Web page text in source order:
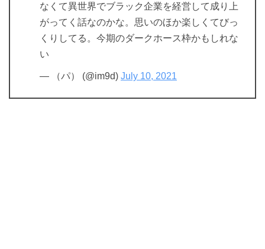
なくて異世界でブラック企業を経営して成り上
がってく話なのかな。思いのほか楽しくてびっ
くりしてる。今期のダークホース枠かもしれな
い
— （パ） (@im9d) July 10, 2021